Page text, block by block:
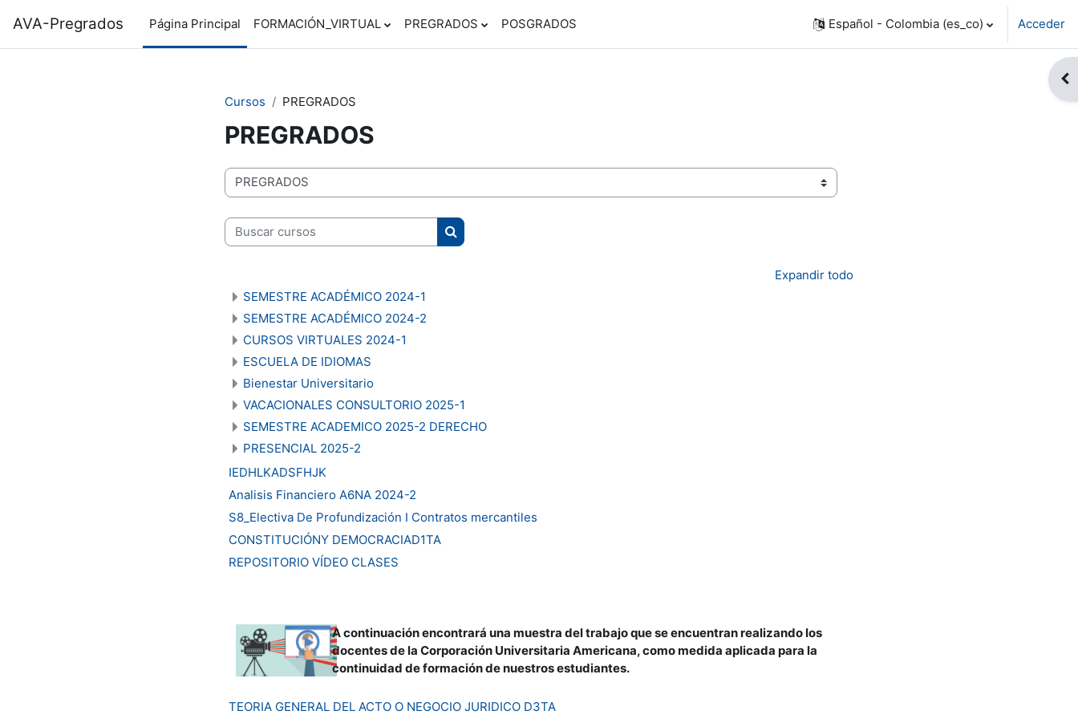
AVA-Pregrados Página Principal FORMACIÓN_VIRTUAL PREGRADOS POSGRADOS Español - Colombia ‎(es_co)‎ Acceder
Cursos
PREGRADOS
PREGRADOS
Categorías de curso
Buscar cursos
Buscar cursos
Expandir todo
SEMESTRE ACADÉMICO 2024-1
SEMESTRE ACADÉMICO 2024-2
CURSOS VIRTUALES 2024-1
ESCUELA DE IDIOMAS
Bienestar Universitario
VACACIONALES CONSULTORIO 2025-1
SEMESTRE ACADEMICO 2025-2 DERECHO
PRESENCIAL 2025-2
IEDHLKADSFHJK
Analisis Financiero A6NA 2024-2
S8_Electiva De Profundización I Contratos mercantiles
CONSTITUCIÓNY DEMOCRACIAD1TA
REPOSITORIO VÍDEO CLASES
A continuación encontrará una muestra del trabajo que se encuentran realizando los
docentes de la Corporación Universitaria Americana, como medida aplicada para la
continuidad de formación de nuestros estudiantes.
TEORIA GENERAL DEL ACTO O NEGOCIO JURIDICO D3TA